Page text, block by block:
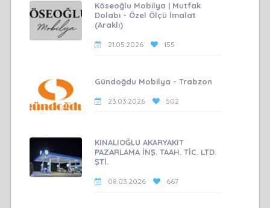
Köseoğlu Mobilya | Mutfak
Dolabı - Özel Ölçü İmalat
(Araklı)
21.05.2026 155
Gündoğdu Mobilya - Trabzon
23.03.2026 502
KINALIOĞLU AKARYAKIT
PAZARLAMA İNŞ. TAAH. TİC. LTD.
ŞTİ.
08.03.2026 667